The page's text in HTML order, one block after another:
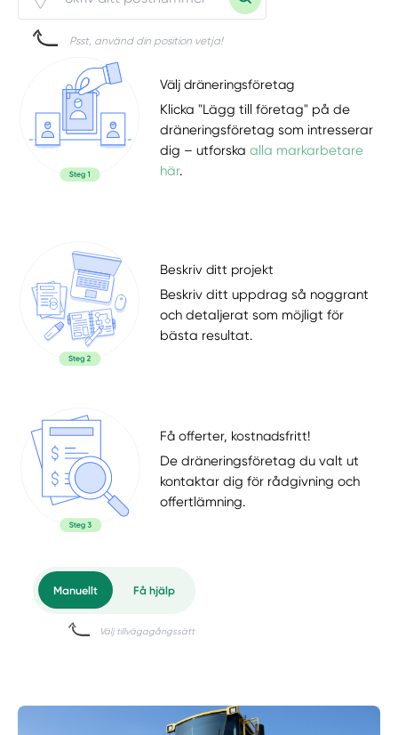
Psst, använd din position vetja!
Välj dräneringsföretag
Klicka "Lägg till företag" på de
dräneringsföretag som intresserar
dig – utforskaalla markarbetare
här.
Beskriv ditt projekt
Beskriv ditt uppdrag så noggrant
och detaljerat som möjligt för
bästa resultat.
Få offerter, kostnadsfritt!
De dräneringsföretag du valt ut
kontaktar dig för rådgivning och
offertlämning.